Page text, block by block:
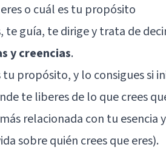
o cuál es tu propósito
te guía, te dirige y trata de
y creencias.
propósito, y lo consigues si
te liberes de lo que crees
relacionada con tu esencia
sobre quién crees que eres).